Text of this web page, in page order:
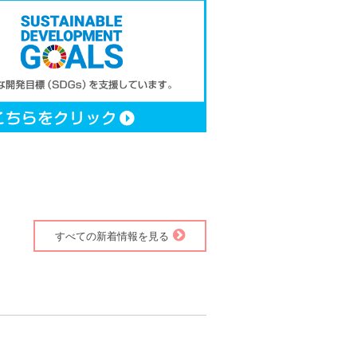
すべての新着情報を見る